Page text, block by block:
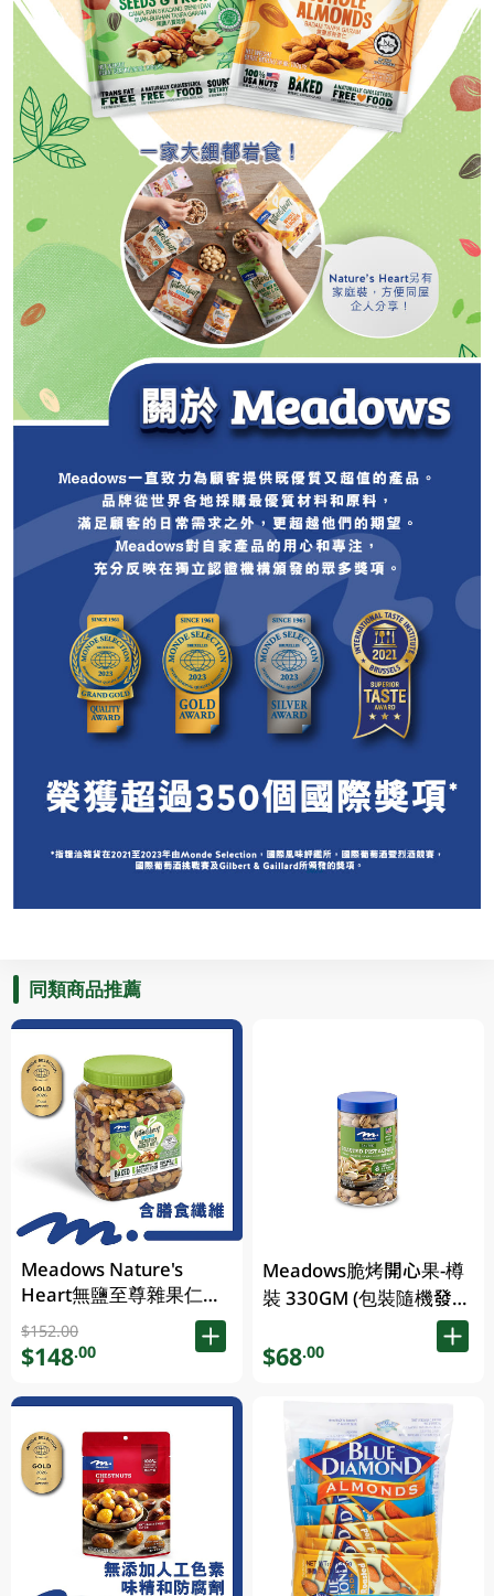
同類商品推薦
Meadows Nature's
Heart無鹽至尊雜果仁
1KG (包裝隨機發放)
$152.00
$148.00
Meadows脆烤開心果-樽
裝 330GM (包裝隨機發
$68.00